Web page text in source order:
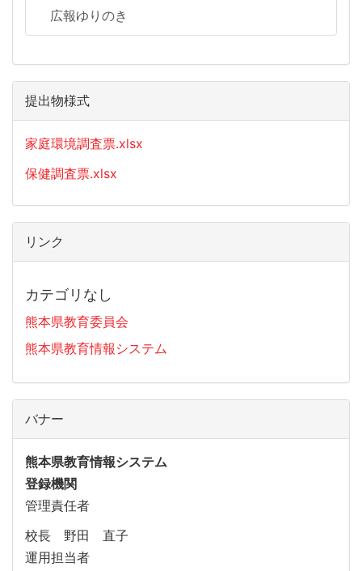
広報ゆりのき
提出物様式
家庭環境調査票.xlsx
保健調査票.xlsx
リンク
カテゴリなし
熊本県教育委員会
熊本県教育情報システム
バナー
熊本県教育情報システム
登録機関
管理責任者
校長 野田 直子
運用担当者